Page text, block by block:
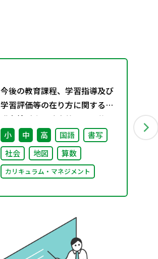
今後の教育課程、学習指導及び
学習評価等の在り方に関する有
識者検討会の論点整理を掲載し
ました
小 中 高 国語
書写
社会
地図 算数
カリキュラム・マネジメント